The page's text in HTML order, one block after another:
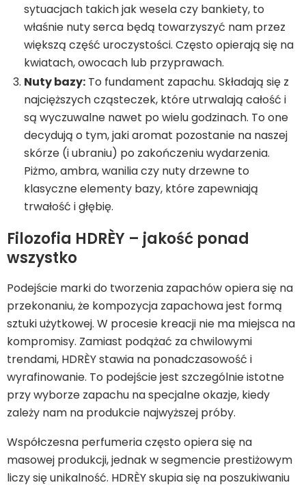
sytuacjach takich jak wesela czy bankiety, to
właśnie nuty serca będą towarzyszyć nam przez
większą część uroczystości. Często opierają się na
kwiatach, owocach lub przyprawach.
Nuty bazy: To fundament zapachu. Składają się z
najcięższych cząsteczek, które utrwalają całość i
są wyczuwalne nawet po wielu godzinach. To one
decydują o tym, jaki aromat pozostanie na naszej
skórze (i ubraniu) po zakończeniu wydarzenia.
Piżmo, ambra, wanilia czy nuty drzewne to
klasyczne elementy bazy, które zapewniają
trwałość i głębię.
Filozofia HDRÈY – jakość ponad
wszystko
Podejście marki do tworzenia zapachów opiera się na
przekonaniu, że kompozycja zapachowa jest formą
sztuki użytkowej. W procesie kreacji nie ma miejsca na
kompromisy. Zamiast podążać za chwilowymi
trendami, HDRÈY stawia na ponadczasowość i
wyrafinowanie. To podejście jest szczególnie istotne
przy wyborze zapachu na specjalne okazje, kiedy
zależy nam na produkcie najwyższej próby.
Współczesna perfumeria często opiera się na
masowej produkcji, jednak w segmencie prestiżowym
liczy się unikalność. HDRÈY skupia się na poszukiwaniu